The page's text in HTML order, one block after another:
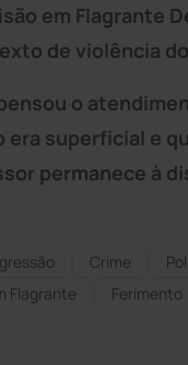
em Flagrante
de violência
o
superficial e
permanece à
Crime
Flagrante Ferimento